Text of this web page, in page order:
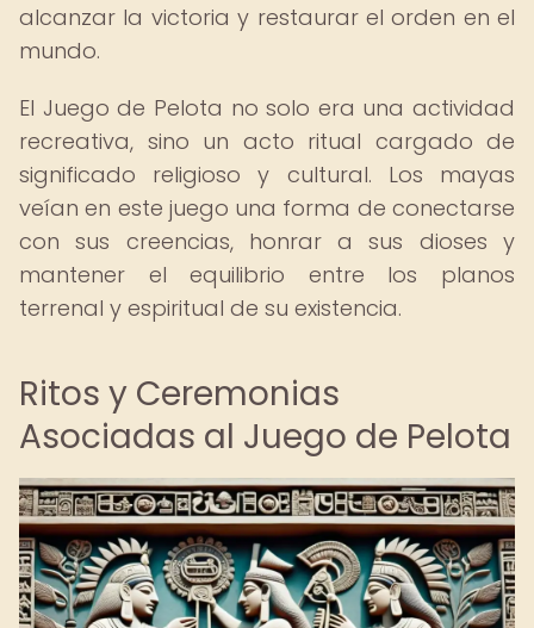
alcanzar la victoria y restaurar el orden en el
mundo.
El Juego de Pelota no solo era una actividad
recreativa, sino un acto ritual cargado de
significado religioso y cultural. Los mayas
veían en este juego una forma de conectarse
con sus creencias, honrar a sus dioses y
mantener el equilibrio entre los planos
terrenal y espiritual de su existencia.
Ritos y Ceremonias
Asociadas al Juego de Pelota